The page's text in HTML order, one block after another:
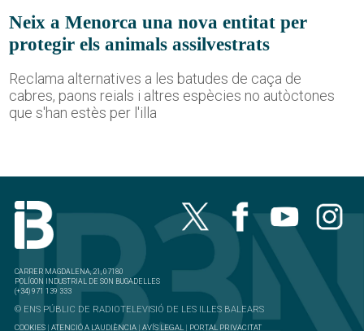
Neix a Menorca una nova entitat per
protegir els animals assilvestrats
Reclama alternatives a les batudes de caça de
cabres, paons reials i altres espècies no autòctones
que s'han estès per l'illa
CARRER MAGDALENA, 21, 07180
POLÍGON INDUSTRIAL DE SON BUGADELLES
(+34) 971 139 333
© ENS PÚBLIC DE RADIOTELEVISIÓ DE LES ILLES BALEARS
COOKIES |ATENCIÓ A L'AUDIÈNCIA |AVÍS LEGAL | PORTAL PRIVACITAT